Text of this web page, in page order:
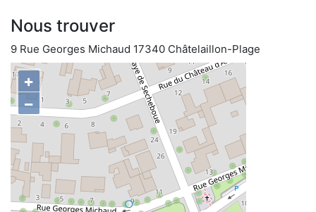
Nous trouver
9 Rue Georges Michaud 17340 Châtelaillon-Plage
+
−